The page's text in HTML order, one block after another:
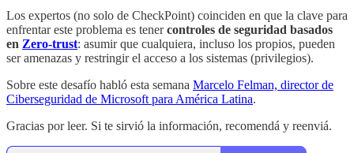
Los expertos (no solo de CheckPoint) coinciden en que la clave para
enfrentar este problema es tenercontroles de seguridad basados
en Zero-trust: asumir que cualquiera, incluso los propios, pueden
ser amenazas y restringir el acceso a los sistemas (privilegios).
Sobre este desafío habló esta semana Marcelo Felman, director de
Ciberseguridad de Microsoft para América Latina.
Gracias por leer. Si te sirvió la información, recomendá y reenviá.